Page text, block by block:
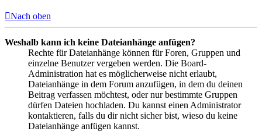
Nach oben
Weshalb kann ich keine Dateianhänge anfügen?
Rechte für Dateianhänge können für Foren, Gruppen und
einzelne Benutzer vergeben werden. Die Board-
Administration hat es möglicherweise nicht erlaubt,
Dateianhänge in dem Forum anzufügen, in dem du deinen
Beitrag verfassen möchtest, oder nur bestimmte Gruppen
dürfen Dateien hochladen. Du kannst einen Administrator
kontaktieren, falls du dir nicht sicher bist, wieso du keine
Dateianhänge anfügen kannst.